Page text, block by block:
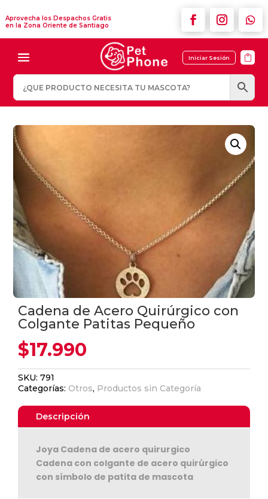
Aprovecha los Despachos Gratis
en la Zona Oriente de Santiago
Iniciar Sesión 
Cadena de Acero Quirúrgico con
Colgante Patitas Pequeño
$17.990
SKU:791
Categorías: Otros, Productos sin Categoría
Descripción
Joya Cadena de acero quirurgico
Cadena con colgante de acero quirúrgico
con símbolo de patita de mascota